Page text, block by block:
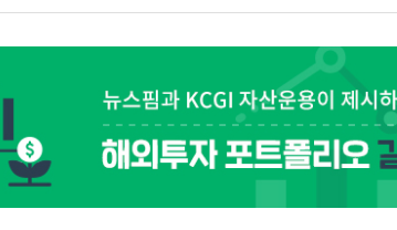
[AI MY 뉴스] 뉴
뉴욕증시 프리뷰
[종합] 美 7월 고
[사진] 이슬람 수
뉴욕증시 개장
보훈부, 미